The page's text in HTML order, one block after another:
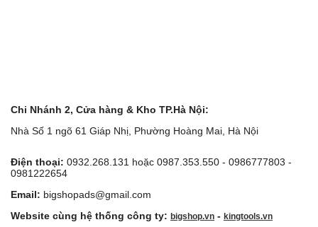
Chi Nhánh 2, Cửa hàng & Kho TP.Hà Nội:
Nhà Số 1 ngõ 61 Giáp Nhị, Phường Hoàng Mai, Hà Nội
Điện thoại: 0932.268.131 hoặc 0987.353.550 - 0986777803 -
0981222654
Email: bigshopads@gmail.com
Website cùng hệ thống công ty: bigshop.vn - kingtools.vn